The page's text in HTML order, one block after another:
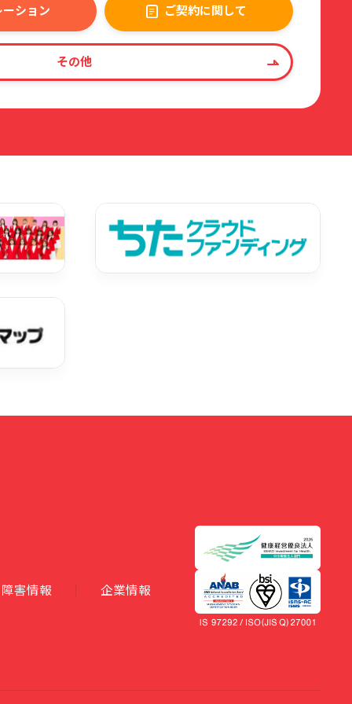
ション ご契約に関して
その他
障害情報 企業情報